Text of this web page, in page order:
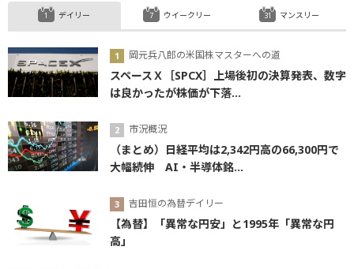
デイリー
岡元兵八郎の米国株マスターへの道
スペースＸ［SPCX］上場後初の決算発表、数字
は良かったが株価が下落...
市況概況
（まとめ）日経平均は2,342円高の66,300円で
大幅続伸 AI・半導体銘...
吉田恒の為替デイリー
【為替】「異常な円安」と1995年「異常な円
高」
ウイークリー マンスリー